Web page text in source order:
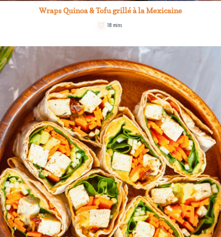
Wraps Quinoa & Tofu grillé à la Mexicaine
18 mins